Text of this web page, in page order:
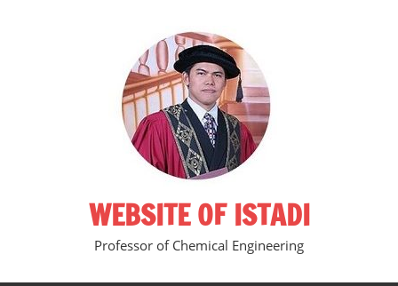
WEBSITE OF ISTADI
Professor of Chemical Engineering